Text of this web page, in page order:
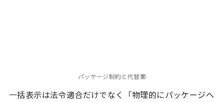
パッケージ制約と代替案
一括表示は法令適合だけでなく「物理的にパッケージへ